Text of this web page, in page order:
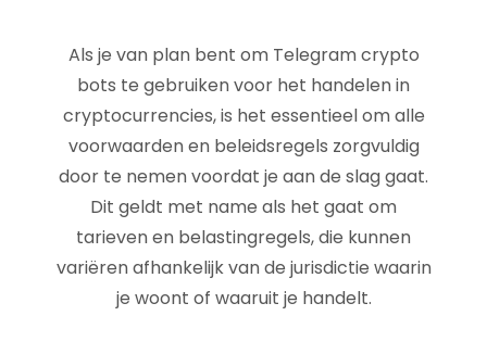
Als je van plan bent om Telegram crypto
bots te gebruiken voor het handelen in
cryptocurrencies, is het essentieel om alle
voorwaarden en beleidsregels zorgvuldig
door te nemen voordat je aan de slag gaat.
Dit geldt met name als het gaat om
tarieven en belastingregels, die kunnen
variëren afhankelijk van de jurisdictie waarin
je woont of waaruit je handelt.